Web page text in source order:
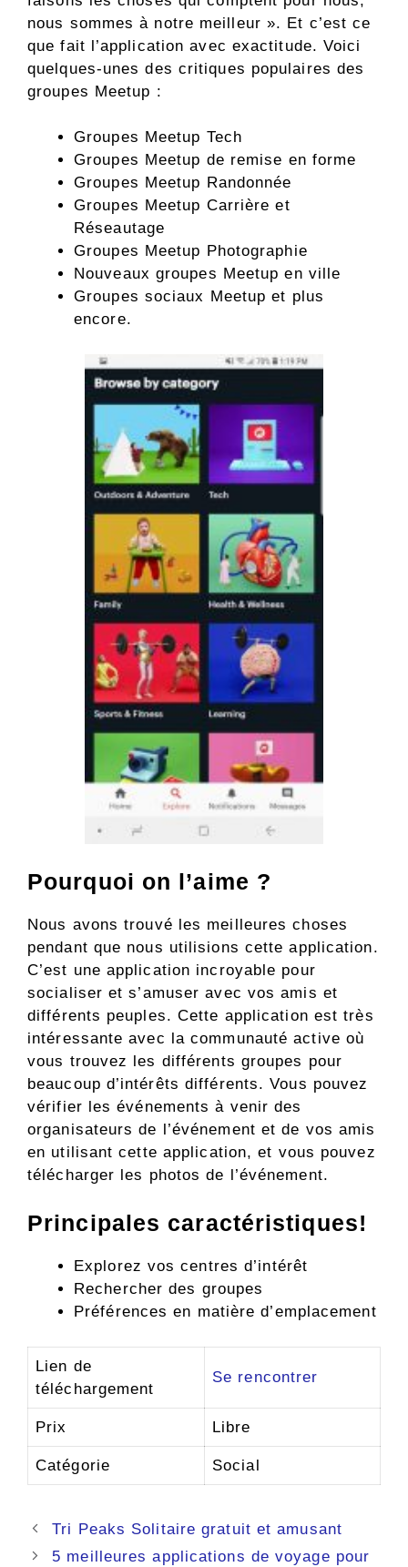
nous sommes à notre meilleur ». Et c’est ce
que fait l’application avec exactitude. Voici
quelques-unes des critiques populaires des
groupes Meetup :
Groupes Meetup Tech
Groupes Meetup de remise en forme
Groupes Meetup Randonnée
Groupes Meetup Carrière et
Réseautage
Groupes Meetup Photographie
Nouveaux groupes Meetup en ville
Groupes sociaux Meetup et plus
encore.
Pourquoi on l’aime ?
Nous avons trouvé les meilleures choses
pendant que nous utilisions cette application.
C’est une application incroyable pour
socialiser et s’amuser avec vos amis et
différents peuples. Cette application est très
intéressante avec la communauté active où
vous trouvez les différents groupes pour
beaucoup d’intérêts différents. Vous pouvez
vérifier les événements à venir des
organisateurs de l’événement et de vos amis
en utilisant cette application, et vous pouvez
télécharger les photos de l’événement.
Principales caractéristiques!
Explorez vos centres d’intérêt
Rechercher des groupes
Préférences en matière d’emplacement
Lien de
téléchargement
Se rencontrer
Prix Libre
Catégorie Social
Navigation
des
Tri Peaks Solitaire gratuit et amusant
5 meilleures applications de voyage pour